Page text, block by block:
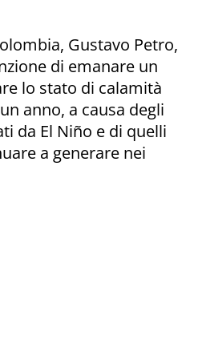
Gustavo Petro,
di emanare un
lo stato di calamità
anno, a causa degli
da El Niño e di quelli
a generare nei